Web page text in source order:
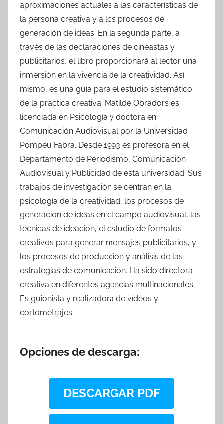
aproximaciones actuales a las características de
la persona creativa y a los procesos de
generación de ideas. En la segunda parte, a
través de las declaraciones de cineastas y
publicitarios, el libro proporcionará al lector una
inmersión en la vivencia de la creatividad. Así
mismo, es una guía para el estudio sistemático
de la práctica creativa. Matilde Obradors es
licenciada en Psicología y doctora en
Comunicación Audiovisual por la Universidad
Pompeu Fabra. Desde 1993 es profesora en el
Departamento de Periodismo, Comunicación
Audiovisual y Publicidad de esta universidad. Sus
trabajos de investigación se centran en la
psicología de la creatividad, los procesos de
generación de ideas en el campo audiovisual, las
técnicas de ideación, el estudio de formatos
creativos para generar mensajes publicitarios, y
los procesos de producción y análisis de las
estrategias de comunicación. Ha sido directora
creativa en diferentes agencias multinacionales.
Es guionista y realizadora de vídeos y
cortometrajes.
Opciones de descarga:
DESCARGAR PDF